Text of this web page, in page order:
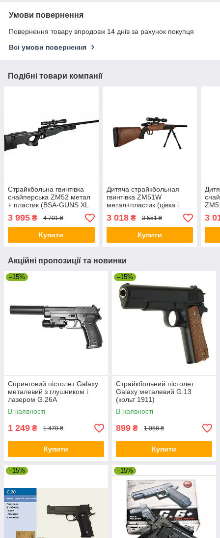
Умови повернення
Повернення товару впродовж 14 днів за рахунок покупця
Всі умови повернення
Подібні товари компанії
Страйкбольна гвинтівка
снайперська ZM52 метал
+ пластик (BSA-GUNS XL
Tactical)
3 995 ₴ 4 701 ₴
Купити
Дитяча страйкбольная
гвинтівка ZM51W
метал+пластик (цівка і
приклад під дерево)
3 018₴ 3 551 ₴
Купити
3
Акційні пропозиції та новинки
–15%
Спринговий пістолет Galaxy
металевий з глушником і
лазером G.26A
В наявності
1 249 ₴ 1 470 ₴
Купити
–15%
Страйкбольний пістолет
Galaxy металевий G.13
(кольт 1911)
В наявності
899 ₴ 1 058 ₴
Купити
–15% –15%